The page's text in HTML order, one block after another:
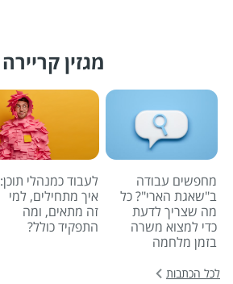
מגזין קריירה
מחפשים עבודה
ב"שאגת הארי"? כל
מה שצריך לדעת
כדי למצוא משרה
בזמן מלחמה
לעבוד כמנהלי תוכן:
איך מתחילים, למי
זה מתאים, ומה
התפקיד כולל?
לכל הכתבות